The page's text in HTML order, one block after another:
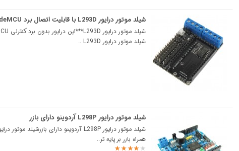
شیلد موتور درایور L293D با قابلیت اتصال برد NodeMCU و کنترل وایفای
شیلد موتور درایور L293D ..
شیلد موتور درایور L298P آردوینو دارای بازر
همراه بازر بر پایه تر..